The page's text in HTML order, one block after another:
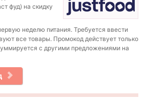
фуд) на скидку
неделю питания. Требуется ввести
все товары. Промокод действует только
с другими предложениями на